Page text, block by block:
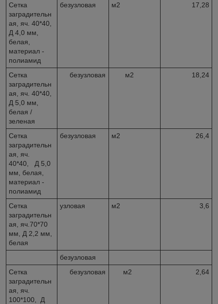
Сетка
заградительн
ая, яч. 40*40,
Д 4,0 мм,
белая,
материал -
полиамид
безузловая м2 17,28
Сетка
заградительн
ая, яч. 40*40,
Д 5,0 мм,
белая /
зеленая
безузловая м2 18,24
Сетка
заградительн
ая, яч.
40*40, Д 5,0
мм, белая,
материал -
полиамид
безузловая м2 26,4
Сетка
заградительн
ая, яч.70*70
мм, Д 2,2 мм,
белая
узловая м2 3,6
безузловая
Сетка
заградительн
ая, яч.
100*100, Д
безузловая м2 2,64